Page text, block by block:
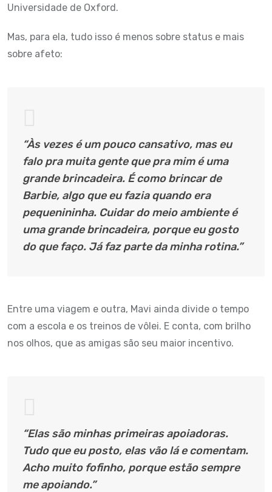
Universidade de Oxford.
Mas, para ela, tudo isso é menos sobre status e mais
sobre afeto:
“Às vezes é um pouco cansativo, mas eu
falo pra muita gente que pra mim é uma
grande brincadeira. É como brincar de
Barbie, algo que eu fazia quando era
pequenininha. Cuidar do meio ambiente é
uma grande brincadeira, porque eu gosto
do que faço. Já faz parte da minha rotina.”
Entre uma viagem e outra, Mavi ainda divide o tempo
com a escola e os treinos de vôlei. E conta, com brilho
nos olhos, que as amigas são seu maior incentivo.
“Elas são minhas primeiras apoiadoras.
Tudo que eu posto, elas vão lá e comentam.
Acho muito fofinho, porque estão sempre
me apoiando.”